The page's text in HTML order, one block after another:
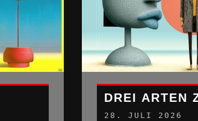
DREI ARTEN
28. JULI 2026